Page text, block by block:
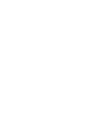
CRÉDIT AGRICOLE
D'OPTIONS DE FINANCEMENT
MANIÈRE DONT VOUS
CONCESSIONNAIRE EST LÀ
CHOIX DE FINANCEMENT ET
DES OPTIONS AVEC VOUS.
VOTRE CONCESSIONNAIRE
EN VOTRE NOM, ET NOUS
DE PRENDRE